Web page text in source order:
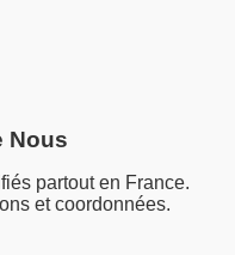
Nous
partout en France.
et coordonnées.